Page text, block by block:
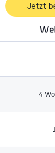
Jetzt
4
1